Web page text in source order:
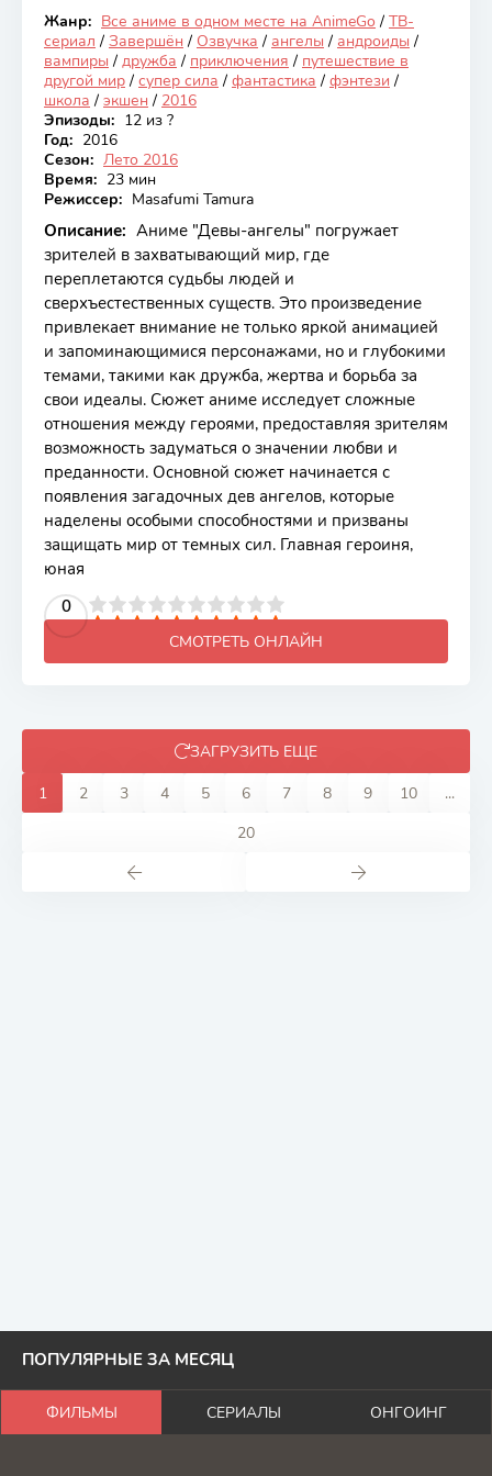
Закончен
Жанр: Все аниме в одном месте на AnimeGo / ТВ-
сериал / Завершён / Озвучка / ангелы / андроиды /
вампиры / дружба / приключения / путешествие в
другой мир / супер сила / фантастика / фэнтези /
школа / экшен / 2016
Эпизоды: 12 из ?
Год: 2016
Сезон: Лето 2016
Время: 23 мин
Режиссер: Masafumi Tamura
Описание: Аниме "Девы-ангелы" погружает
зрителей в захватывающий мир, где
переплетаются судьбы людей и
сверхъестественных существ. Это произведение
привлекает внимание не только яркой анимацией
и запоминающимися персонажами, но и глубокими
темами, такими как дружба, жертва и борьба за
свои идеалы. Сюжет аниме исследует сложные
отношения между героями, предоставляя зрителям
возможность задуматься о значении любви и
преданности. Основной сюжет начинается с
появления загадочных дев ангелов, которые
наделены особыми способностями и призваны
защищать мир от темных сил. Главная героиня,
юная
0
4 5 6 7 8 9 10
СМОТРЕТЬ ОНЛАЙН
ЗАГРУЗИТЬ ЕЩЕ
1
2 3 4 5 6 7 8 9 10
...
20
ПОПУЛЯРНЫЕ ЗА МЕСЯЦ
ФИЛЬМЫ СЕРИАЛЫ ОНГОИНГ